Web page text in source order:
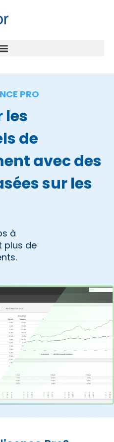
PRO
les
de
avec des
sur les
à
plus de